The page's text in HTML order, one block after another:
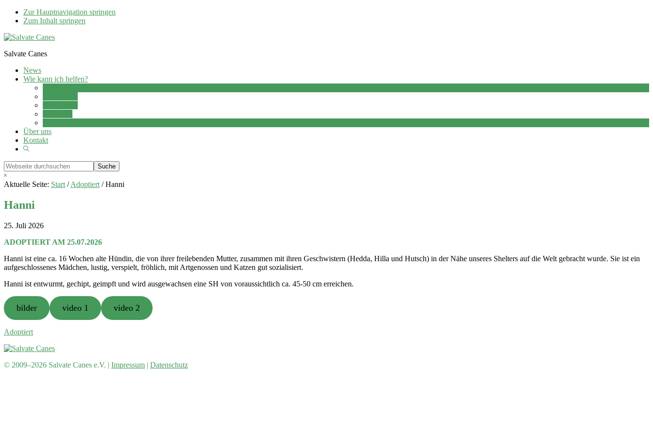
Zur Hauptnavigation springen
Zum Inhalt springen
Salvate Canes
News
Wie kann ich helfen?
Über uns
Kontakt
Show
Webseite
durchsuchen
Hide
Search
Aktuelle Seite: Start / Adoptiert /Hanni
Hanni
25. Juli 2026
ADOPTIERT AM 25.07.2026
Hanni ist eine ca. 16 Wochen alte Hündin, die von ihrer freilebenden Mutter, zusammen mit ihren Geschwistern (Hedda, Hilla und Hutsch) in der Nähe unseres Shelters auf die Welt gebracht wurde. Sie ist ein
aufgeschlossenes Mädchen, lustig, verspielt, fröhlich, mit Artgenossen und Katzen gut sozialisiert.
Hanni ist entwurmt, gechipt, geimpft und wird ausgewachsen eine SH von voraussichtlich ca. 45-50 cm erreichen.
bilder video 1 video 2
Adoptiert
© 2009–2026 Salvate Canes e.V. | Impressum | Datenschutz